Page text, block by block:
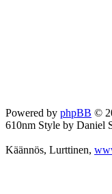
Powered by phpBB ©
610nm Style by Daniel
Käännös, Lurttinen,